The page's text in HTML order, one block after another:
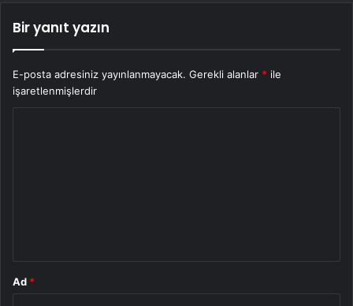
Bir yanıt yazın
E-posta adresiniz yayınlanmayacak. Gerekli alanlar * ile
işaretlenmişlerdir
Ad *